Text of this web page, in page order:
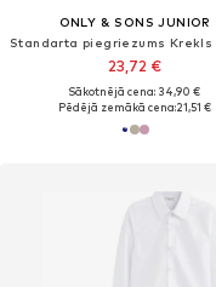
ONLY & SONS JUNIOR
23,72 €
Sākotnējā cena: 34,90 €
Pēdējā zemākā cena:21,51 €